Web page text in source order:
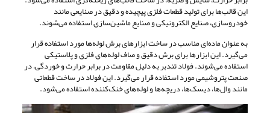
این قالب‌ها برای تولید قطعات فلزی پیچیده و دقیق در صنایعی مانند
خودروسازی، صنایع الکترونیکی و صنایع ماشین‌سازی استفاده می‌شوند.
به عنوان ماده‌ای مناسب در ساخت ابزارهای برش لوله‌ها مورد استفاده قرار
می‌گیرد. این ابزارها برای برش دقیق و صاف لوله‌های فلزی و پلاستیکی
استفاده می‌شوند. فولاد تندبر به دلیل مقاومت در برابر حرارت و خوردگی، در
صنعت پتروشیمی مورد استفاده قرار می‌گیرد. این فولاد در ساخت قطعاتی
مانند وال‌ها، دیسک‌ها، دریچه‌ها و لوله‌های خنک‌کننده استفاده می‌شود.